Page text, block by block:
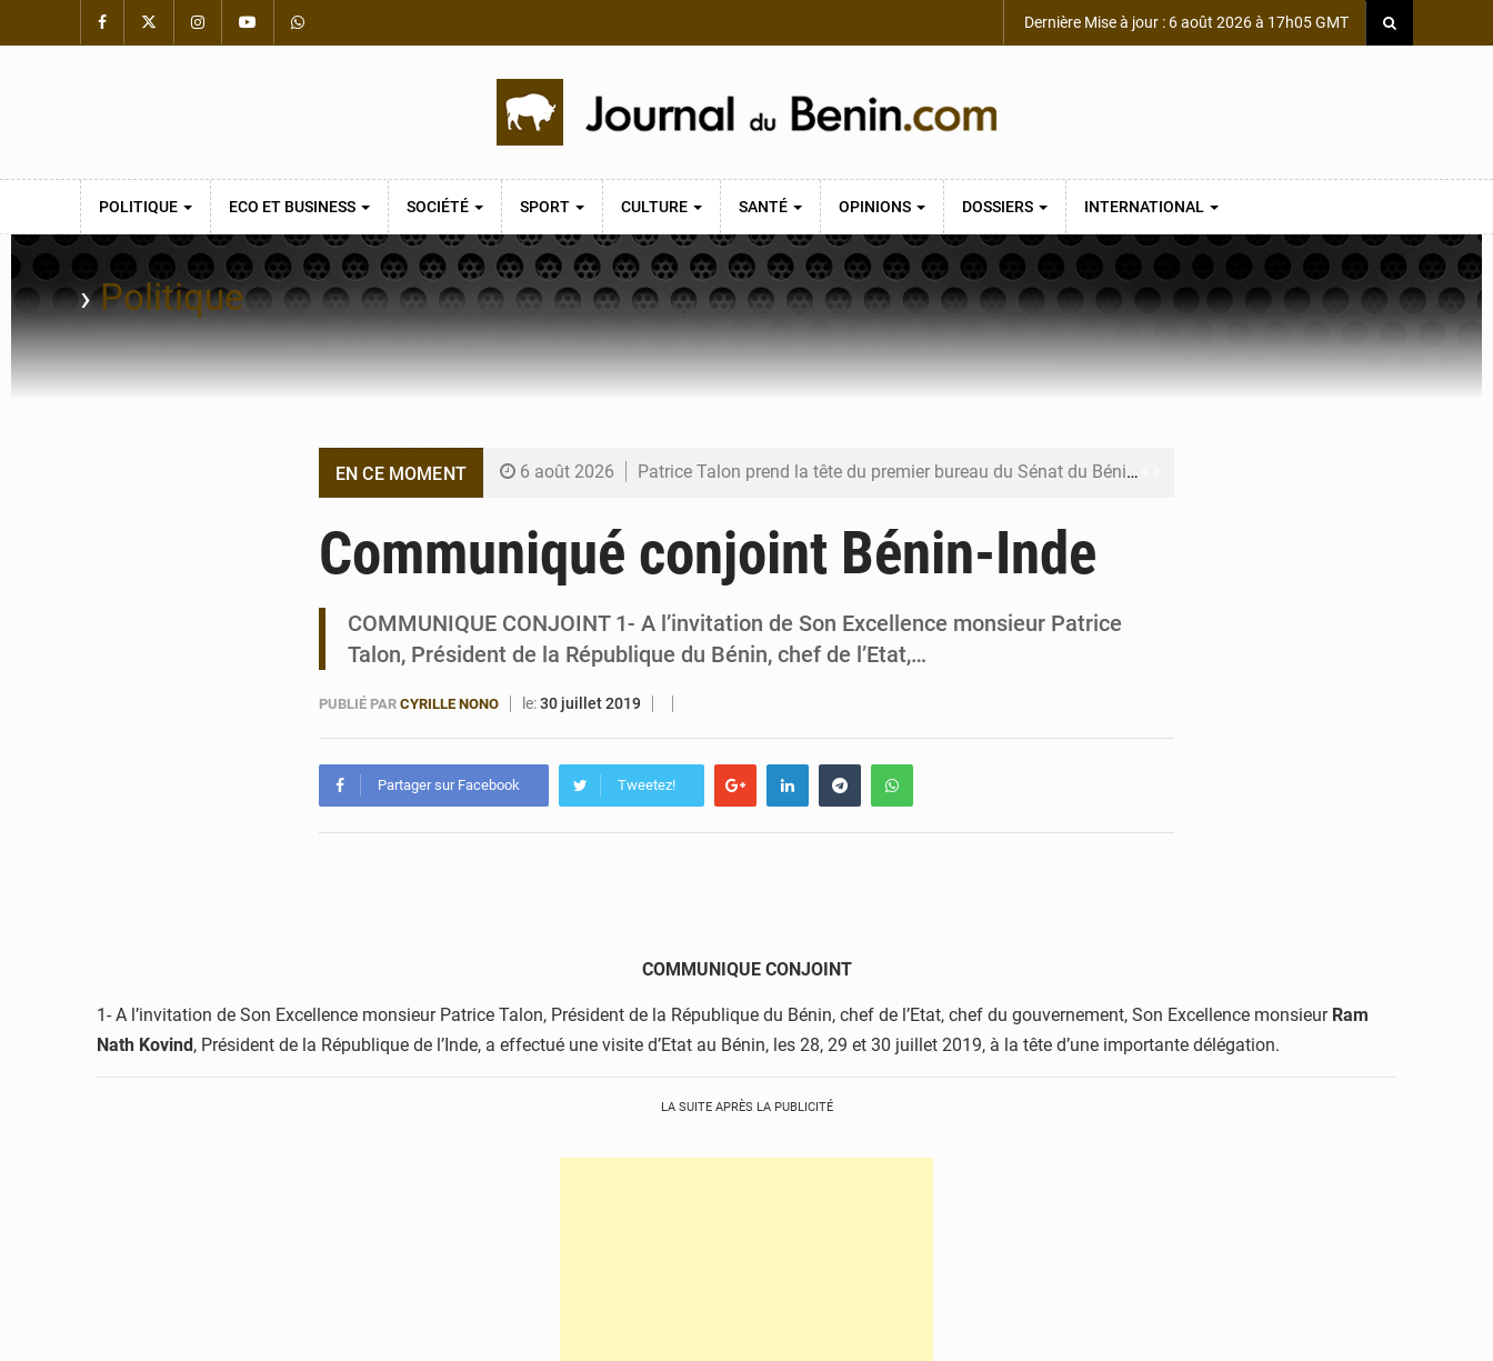
Dernière Mise à jour : 6 août 2026 à 17h05 GMT
POLITIQUE ECO ET BUSINESS SOCIÉTÉ SPORT CULTURE SANTÉ OPINIONS DOSSIERS INTERNATIONAL
›Politique
EN CE MOMENT 6 août 2026 Patrice Talon prend la tête du premier bureau du Sénat du Bénin
6 août 2026 Bénin et Canada scellent un partenariat inédit
6 août 2026 Bénin : Le CEG La Verdure de Ouèdo fait sa mue pour la rentrée
5 août 2026 Bénin : 14,5 milliards de dollars pour faire de la CDN 3.0 un bouclier économique
Communiqué conjoint Bénin-Inde
COMMUNIQUE CONJOINT 1- A l’invitation de Son Excellence monsieur Patrice
Talon, Président de la République du Bénin, chef de l’Etat,…
PUBLIÉ PAR CYRILLE NONO le:30 juillet 2019
Partager sur Facebook Tweetez!
COMMUNIQUE CONJOINT
1- A l’invitation de Son Excellence monsieur Patrice Talon, Président de la République du Bénin, chef de l’Etat, chef du gouvernement, Son Excellence monsieurRam
Nath Kovind , Président de la République de l’Inde, a effectué une visite d’Etat au Bénin, les 28, 29 et 30 juillet 2019, à la tête d’une importante délégation.
LA SUITE APRÈS LA PUBLICITÉ